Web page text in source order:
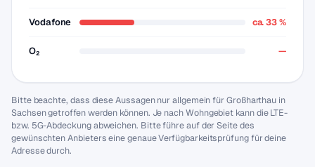
Vodafone ca. 33 %
O₂ —
Bitte beachte, dass diese Aussagen nur allgemein für Großharthau in
Sachsen getroffen werden können. Je nach Wohngebiet kann die LTE-
bzw. 5G-Abdeckung abweichen. Bitte führe auf der Seite des
gewünschten Anbieters eine genaue Verfügbarkeitsprüfung für deine
Adresse durch.